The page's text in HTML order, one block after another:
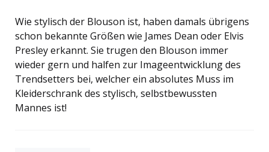
Wie stylisch der Blouson ist, haben damals übrigens
schon bekannte Größen wie James Dean oder Elvis
Presley erkannt. Sie trugen den Blouson immer
wieder gern und halfen zur Imageentwicklung des
Trendsetters bei, welcher ein absolutes Muss im
Kleiderschrank des stylisch, selbstbewussten
Mannes ist!